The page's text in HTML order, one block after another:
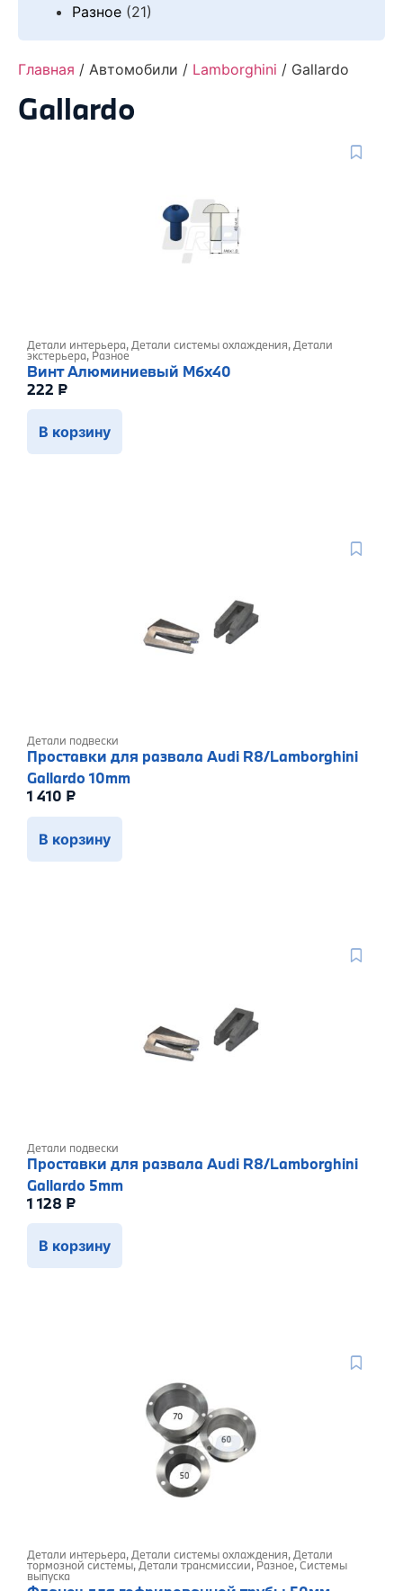
Разное (21)
Главная / Автомобили / Lamborghini / Gallardo
Gallardo
Детали интерьера,Детали системы охлаждения,Детали
экстерьера, Разное
Винт Алюминиевый M6x40
222 ₽
В корзину
Детали подвески
Проставки для развала Audi R8/Lamborghini
Gallardo 10mm
1 410 ₽
В корзину
Детали подвески
Проставки для развала Audi R8/Lamborghini
Gallardo 5mm
1 128 ₽
В корзину
Детали интерьера,Детали системы охлаждения,Детали
тормозной системы,Детали трансмиссии,Разное,Системы
выпуска